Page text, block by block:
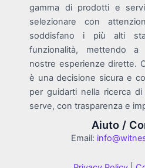
gamma di prodotti e
selezionare con
soddisfano i più alti
funzionalità, mettendo
nostre esperienze dirette.
è una decisione sicura e
per guidarti nella ricerca
serve, con trasparenza e
Aiuto /
Email: